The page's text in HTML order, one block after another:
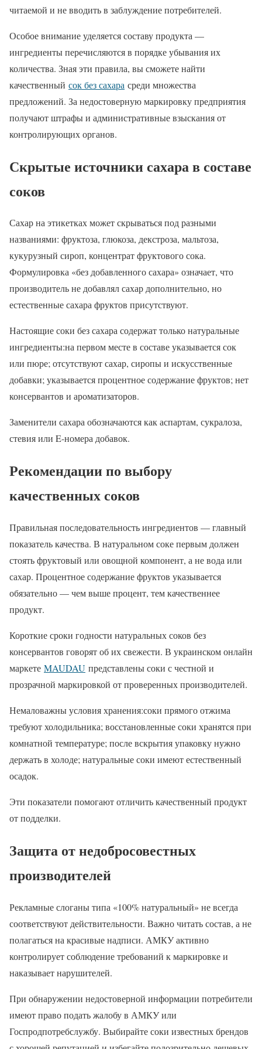
читаемой и не вводить в заблуждение потребителей.
Особое внимание уделяется составу продукта —
ингредиенты перечисляются в порядке убывания их
количества. Зная эти правила, вы сможете найти
качественный сок без сахара среди множества
предложений. За недостоверную маркировку предприятия
получают штрафы и административные взыскания от
контролирующих органов.
Скрытые источники сахара в составе
соков
Сахар на этикетках может скрываться под разными
названиями: фруктоза, глюкоза, декстроза, мальтоза,
кукурузный сироп, концентрат фруктового сока.
Формулировка «без добавленного сахара» означает, что
производитель не добавлял сахар дополнительно, но
естественные сахара фруктов присутствуют.
Настоящие соки без сахара содержат только натуральные
ингредиенты:на первом месте в составе указывается сок
или пюре; отсутствуют сахар, сиропы и искусственные
добавки; указывается процентное содержание фруктов; нет
консервантов и ароматизаторов.
Заменители сахара обозначаются как аспартам, сукралоза,
стевия или E-номера добавок.
Рекомендации по выбору
качественных соков
Правильная последовательность ингредиентов — главный
показатель качества. В натуральном соке первым должен
стоять фруктовый или овощной компонент, а не вода или
сахар. Процентное содержание фруктов указывается
обязательно — чем выше процент, тем качественнее
продукт.
Короткие сроки годности натуральных соков без
консервантов говорят об их свежести. В украинском онлайн
маркете MAUDAU представлены соки с честной и
прозрачной маркировкой от проверенных производителей.
Немаловажны условия хранения:соки прямого отжима
требуют холодильника; восстановленные соки хранятся при
комнатной температуре; после вскрытия упаковку нужно
держать в холоде; натуральные соки имеют естественный
осадок.
Эти показатели помогают отличить качественный продукт
от подделки.
Защита от недобросовестных
производителей
Рекламные слоганы типа «100% натуральный» не всегда
соответствуют действительности. Важно читать состав, а не
полагаться на красивые надписи. АМКУ активно
контролирует соблюдение требований к маркировке и
наказывает нарушителей.
При обнаружении недостоверной информации потребители
имеют право подать жалобу в АМКУ или
Госпродпотребслужбу. Выбирайте соки известных брендов